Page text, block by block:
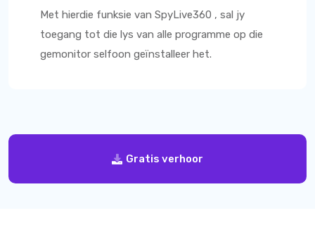
Met hierdie funksie van SpyLive360 , sal jy
toegang tot die lys van alle programme op die
gemonitor selfoon geïnstalleer het.
Gratis verhoor